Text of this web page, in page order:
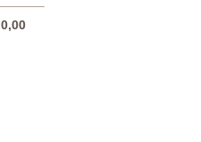
0,00